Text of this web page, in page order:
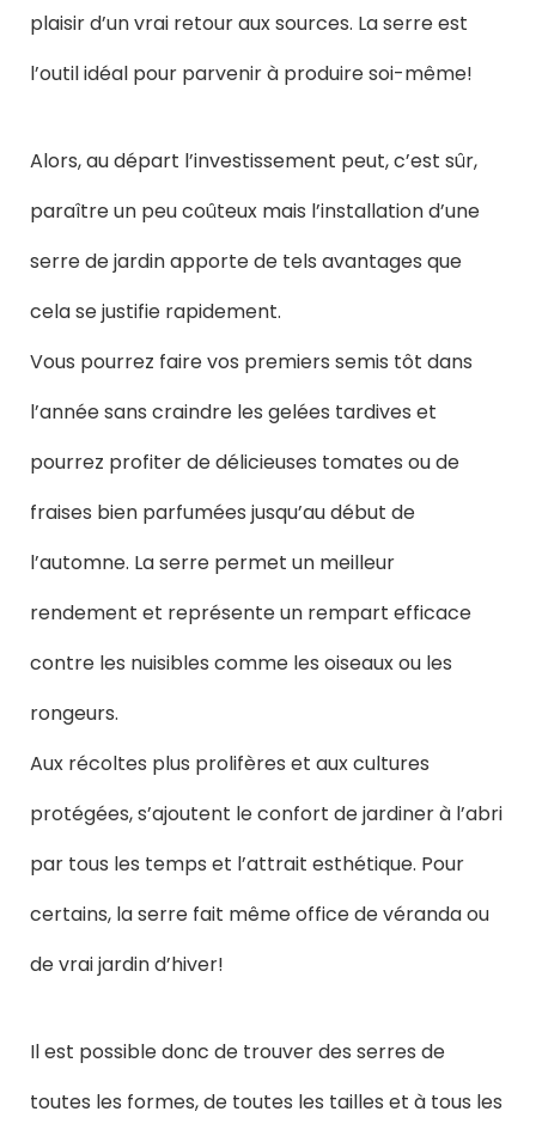
plaisir d’un vrai retour aux sources. La serre est
l’outil idéal pour parvenir à produire soi-même!
Alors, au départ l’investissement peut, c’est sûr,
paraître un peu coûteux mais l’installation d’une
serre de jardin apporte de tels avantages que
cela se justifie rapidement.
Vous pourrez faire vos premiers semis tôt dans
l’année sans craindre les gelées tardives et
pourrez profiter de délicieuses tomates ou de
fraises bien parfumées jusqu’au début de
l’automne. La serre permet un meilleur
rendement et représente un rempart efficace
contre les nuisibles comme les oiseaux ou les
rongeurs.
Aux récoltes plus prolifères et aux cultures
protégées, s’ajoutent le confort de jardiner à l’abri
par tous les temps et l’attrait esthétique. Pour
certains, la serre fait même office de véranda ou
de vrai jardin d’hiver!
Il est possible donc de trouver des serres de
toutes les formes, de toutes les tailles et à tous les